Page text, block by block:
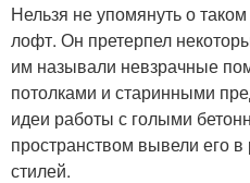
Нельзя не упомянуть о
лофт. Он претерпел
им называли невзрачные
потолками и старинными
идеи работы с голыми
пространством вывели его
стилей.